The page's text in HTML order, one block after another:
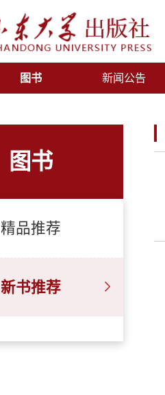
图书 新闻公告
图书
精品推荐
新书推荐